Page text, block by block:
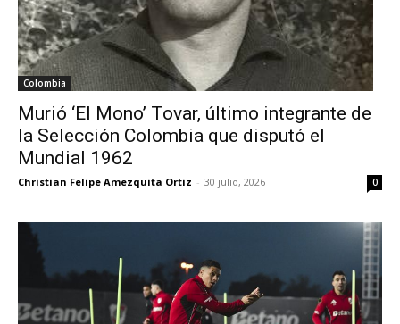
Colombia
Murió ‘El Mono’ Tovar, último integrante de
la Selección Colombia que disputó el
Mundial 1962
Christian Felipe Amezquita Ortiz - 30 julio, 2026 0